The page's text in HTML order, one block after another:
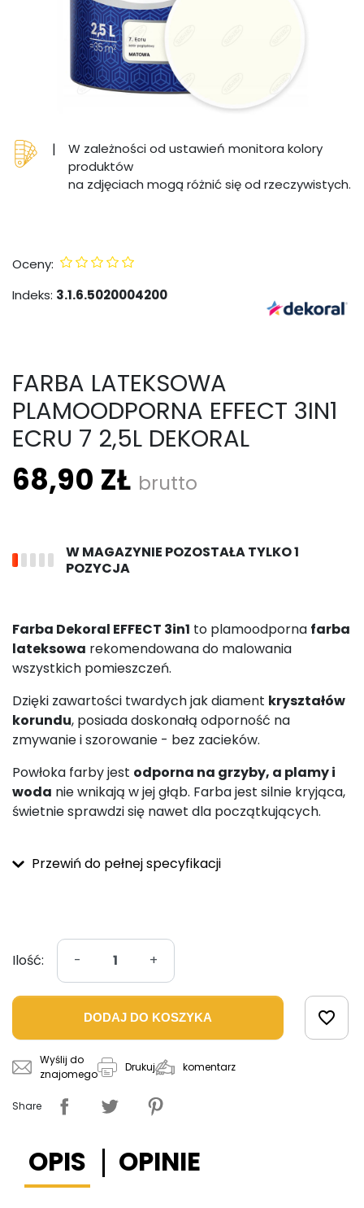
|
W zależności od ustawień monitora kolory
produktów
na zdjęciach mogą różnić się od rzeczywistych.
Oceny:
Indeks: 3.1.6.5020004200
FARBA LATEKSOWA
PLAMOODPORNA EFFECT 3IN1
ECRU 7 2,5L DEKORAL
68,90 ZŁ brutto
W MAGAZYNIE POZOSTAŁA TYLKO 1
POZYCJA
Farba Dekoral EFFECT 3in1 to plamoodporna farba
lateksowa rekomendowana do malowania
wszystkich pomieszczeń.
Dzięki zawartości twardych jak diament kryształów
korundu, posiada doskonałą odporność na
zmywanie i szorowanie - bez zacieków.
Powłoka farby jest odporna na grzyby, a plamy i
woda nie wnikają w jej głąb. Farba jest silnie kryjąca,
świetnie sprawdzi się nawet dla początkujących.
Przewiń do pełnej specyfikacji
Ilość: - +
DODAJ DO KOSZYKA favorite_border
Wyślij do
znajomego
Drukuj komentarz
Share
OPIS OPINIE